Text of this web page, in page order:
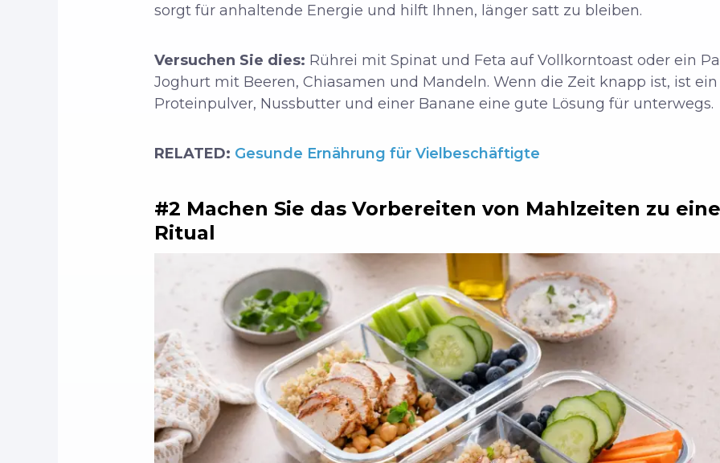
sorgt für anhaltende Energie und hilft Ihnen, länger satt zu bleiben.
Versuchen Sie dies: Rührei mit Spinat und Feta auf Vollkorntoast oder ein
Joghurt mit Beeren, Chiasamen und Mandeln. Wenn die Zeit knapp ist, ist
Proteinpulver, Nussbutter und einer Banane eine gute Lösung für unterwegs.
RELATED: Gesunde Ernährung für Vielbeschäftigte
#2 Machen Sie das Vorbereiten von Mahlzeiten zu
Ritual